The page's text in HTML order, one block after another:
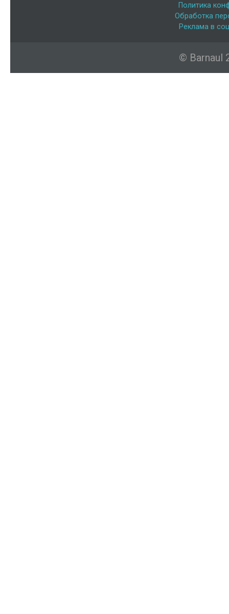
Политика
Обработка
Реклама в
© Barnaul